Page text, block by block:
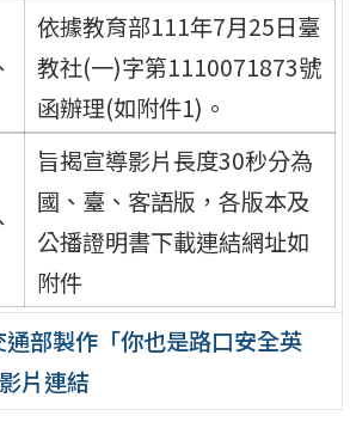
依據教育部111年7月25日臺
教社(一)字第1110071873號
函辦理(如附件1)。
旨揭宣導影片長度30秒分為
國、臺、客語版，各版本及
公播證明書下載連結網址如
附件
通部製作「你也是路口安全英
片連結